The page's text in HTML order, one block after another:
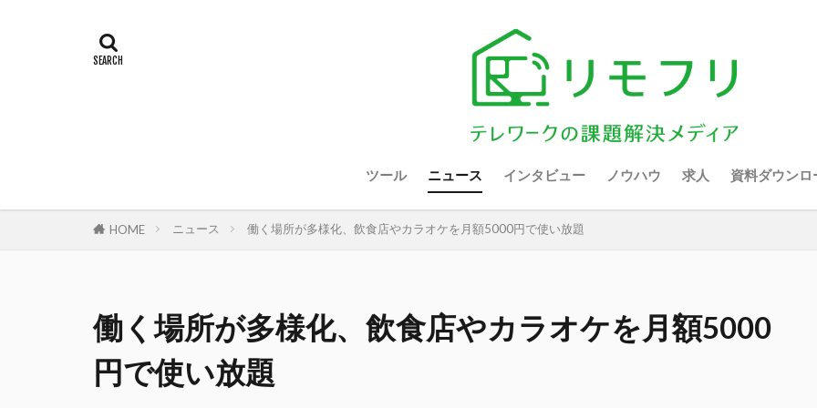
ツール ニュース インタビュー ノウハウ 求人 資料ダウンロ
HOME ニュース 働く場所が多様化、飲食店やカラオケを月額5000円で使い放題
働く場所が多様化、飲食店やカラオケを月額5000
円で使い放題